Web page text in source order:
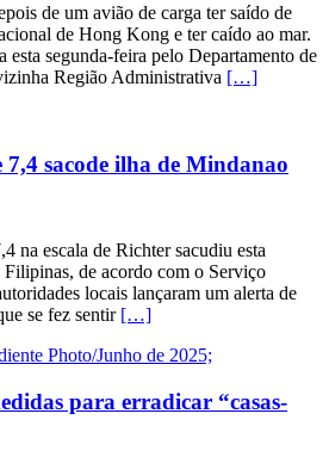
de um avião de carga ter saído de
de Hong Kong e ter caído ao mar.
esta segunda-feira pelo Departamento de
Região Administrativa […]
7,4 sacode ilha de Mindanao
na escala de Richter sacudiu esta
Filipinas, de acordo com o Serviço
locais lançaram um alerta de
se fez sentir […]
para erradicar “casas-